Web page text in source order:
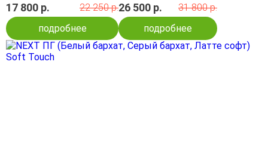
17 800 р.
22 250 р.
подробнее
26 500 р.
31 800 р.
подробнее